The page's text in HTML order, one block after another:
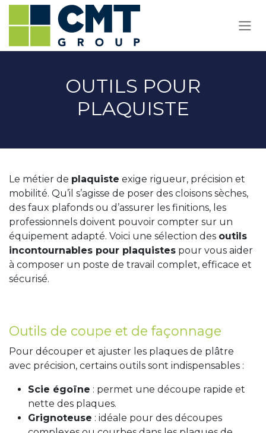
Se rendre au contenu
OUTILS POUR
PLAQUISTE
Le métier de plaquiste exige rigueur, précision et
mobilité. Qu’il s’agisse de poser des cloisons sèches,
des faux plafonds ou d’assurer les finitions, les
professionnels doivent pouvoir compter sur un
équipement adapté. Voici une sélection des outils
incontournables pour plaquistes pour vous aider
à composer un poste de travail complet, efficace et
sécurisé.
Outils de coupe et de façonnage
Pour découper et ajuster les plaques de plâtre
avec précision, certains outils sont indispensables :
Scie égoïne : permet une découpe rapide et
nette des plaques.
Grignoteuse : idéale pour des découpes